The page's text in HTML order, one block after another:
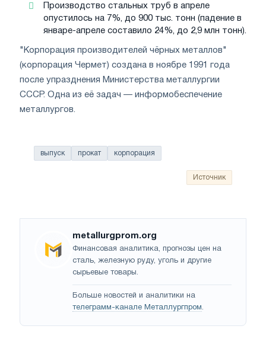
Производство стальных труб в апреле
опустилось на 7%, до 900 тыс. тонн (падение в
январе-апреле составило 24%, до 2,9 млн тонн).
"Корпорация производителей чёрных металлов"
(корпорация Чермет) создана в ноябре 1991 года
после упразднения Министерства металлургии
СССР. Одна из её задач — информобеспечение
металлургов.
выпуск прокат корпорация
Источник
metallurgprom.org
Финансовая аналитика, прогнозы цен на
сталь, железную руду, уголь и другие
сырьевые товары.
Больше новостей и аналитики на
телеграмм-канале Металлургпром.